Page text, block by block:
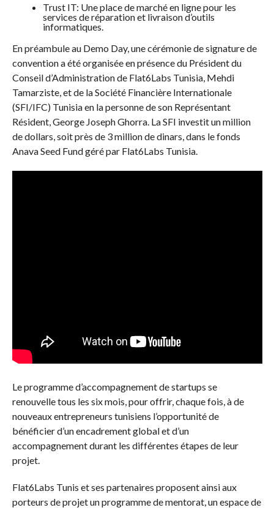
Trust IT: Une place de marché en ligne pour les
services de réparation et livraison d’outils
informatiques.
En préambule au Demo Day, une cérémonie de signature de
convention a été organisée en présence du Président du
Conseil d’Administration de Flat6Labs Tunisia, Mehdi
Tamarziste, et de la Société Financière Internationale
(SFI/IFC) Tunisia en la personne de son Représentant
Résident, George Joseph Ghorra. La SFI investit un million
de dollars, soit près de 3 million de dinars, dans le fonds
Anava Seed Fund géré par Flat6Labs Tunisia.
Le programme d’accompagnement de startups se
renouvelle tous les six mois, pour offrir, chaque fois, à de
nouveaux entrepreneurs tunisiens l’opportunité de
bénéficier d’un encadrement global et d’un
accompagnement durant les différentes étapes de leur
projet.
Flat6Labs Tunis et ses partenaires proposent ainsi aux
porteurs de projet un programme de mentorat, un espace de